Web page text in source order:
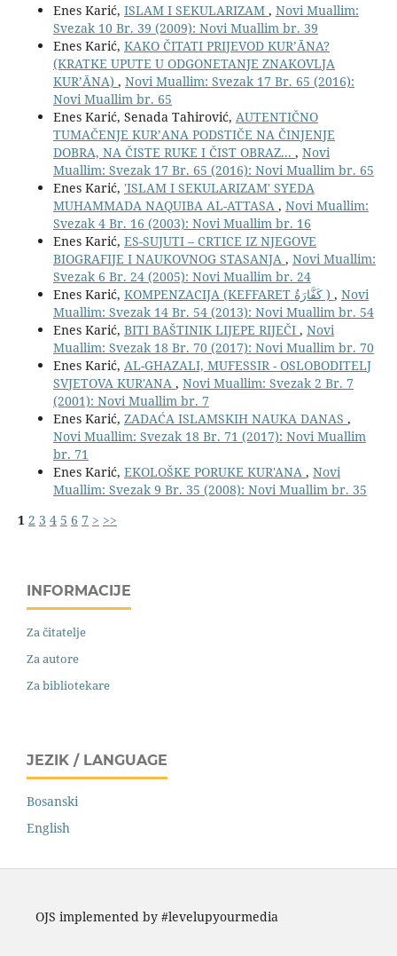
Enes Karić, ISLAM I SEKULARIZAM , Novi Muallim:
Svezak 10 Br. 39 (2009): Novi Muallim br. 39
Enes Karić, KAKO ČITATI PRIJEVOD KUR’ĀNA?
(KRATKE UPUTE U ODGONETANJE ZNAKOVLJA
KUR’ĀNA) , Novi Muallim: Svezak 17 Br. 65 (2016):
Novi Muallim br. 65
Enes Karić, Senada Tahirović, AUTENTIČNO
TUMAČENJE KUR’ANA PODSTIČE NA ČINJENJE
DOBRA, NA ČISTE RUKE I ČIST OBRAZ... , Novi
Muallim: Svezak 17 Br. 65 (2016): Novi Muallim br. 65
Enes Karić, 'ISLAM I SEKULARIZAM' SYEDA
MUHAMMADA NAQUIBA AL-ATTASA , Novi Muallim:
Svezak 4 Br. 16 (2003): Novi Muallim br. 16
Enes Karić, ES-SUJUTI – CRTICE IZ NJEGOVE
BIOGRAFIJE I NAUKOVNOG STASANJA , Novi Muallim:
Svezak 6 Br. 24 (2005): Novi Muallim br. 24
Enes Karić,
KOMPENZACIJA (KEFFARET كَفَّارَةٌ ) , Novi
Muallim: Svezak 14 Br. 54 (2013): Novi Muallim br. 54
Enes Karić, BITI BAŠTINIK LIJEPE RIJEČI , Novi
Muallim: Svezak 18 Br. 70 (2017): Novi Muallim br. 70
Enes Karić, AL-GHAZALI, MUFESSIR - OSLOBODITELJ
SVJETOVA KUR'ANA , Novi Muallim: Svezak 2 Br. 7
(2001): Novi Muallim br. 7
Enes Karić, ZADAĆA ISLAMSKIH NAUKA DANAS ,
Novi Muallim: Svezak 18 Br. 71 (2017): Novi Muallim
br. 71
Enes Karić, EKOLOŠKE PORUKE KUR'ANA , Novi
Muallim: Svezak 9 Br. 35 (2008): Novi Muallim br. 35
1 2 3 4 5 6 7 > >>
INFORMACIJE
Za čitatelje
Za autore
Za bibliotekare
JEZIK / LANGUAGE
Bosanski
English
OJS implemented by #levelupyourmedia